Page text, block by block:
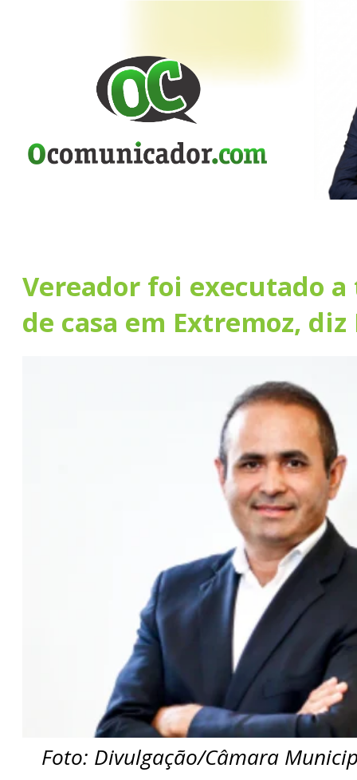
Vereador foi executado
de casa em Extremoz, diz
Foto: Divulgação/Câmara